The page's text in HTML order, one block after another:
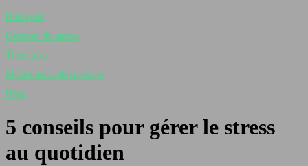
Burn out
Gestion du stress
Thérapies
Médecines alternatives
Blog
5 conseils pour gérer le stress
au quotidien